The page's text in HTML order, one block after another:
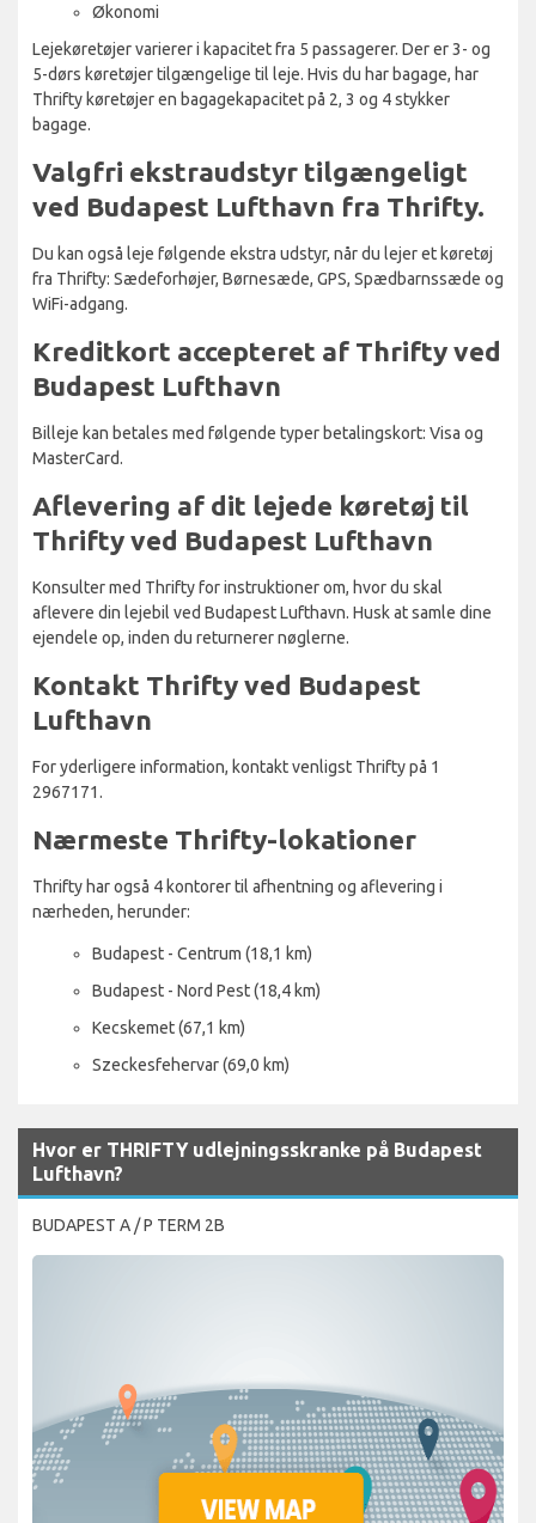
Økonomi
Lejekøretøjer varierer i kapacitet fra 5 passagerer. Der er 3- og
5-dørs køretøjer tilgængelige til leje. Hvis du har bagage, har
Thrifty køretøjer en bagagekapacitet på 2, 3 og 4 stykker
bagage.
Valgfri ekstraudstyr tilgængeligt
ved Budapest Lufthavn fra Thrifty.
Du kan også leje følgende ekstra udstyr, når du lejer et køretøj
fra Thrifty: Sædeforhøjer, Børnesæde, GPS, Spædbarnssæde og
WiFi-adgang.
Kreditkort accepteret af Thrifty ved
Budapest Lufthavn
Billeje kan betales med følgende typer betalingskort: Visa og
MasterCard.
Aflevering af dit lejede køretøj til
Thrifty ved Budapest Lufthavn
Konsulter med Thrifty for instruktioner om, hvor du skal
aflevere din lejebil ved Budapest Lufthavn. Husk at samle dine
ejendele op, inden du returnerer nøglerne.
Kontakt Thrifty ved Budapest
Lufthavn
For yderligere information, kontakt venligst Thrifty på 1
2967171.
Nærmeste Thrifty-lokationer
Thrifty har også 4 kontorer til afhentning og aflevering i
nærheden, herunder:
Budapest - Centrum (18,1 km)
Budapest - Nord Pest (18,4 km)
Kecskemet (67,1 km)
Szeckesfehervar (69,0 km)
Hvor er THRIFTY udlejningsskranke på Budapest
Lufthavn?
BUDAPEST A / P TERM 2B